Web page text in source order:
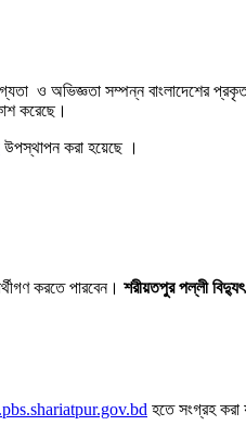
ও অভিজ্ঞতা সম্পন্ন বাংলাদেশের
করেছে।
উপস্থাপন করা হয়েছে ।
করতে পারবেন। শরীয়তপুর পল্লী
হতে সংগ্রহ করা